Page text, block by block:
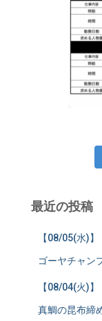
最近の投稿
【08/05(水)】
ゴーヤチャン
【08/04(火)】
真鯛の昆布締